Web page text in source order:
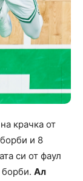
крачка от
и 8
си от фаул
Ал